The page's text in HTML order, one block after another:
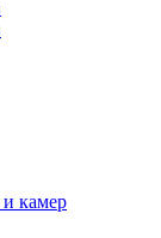
камер